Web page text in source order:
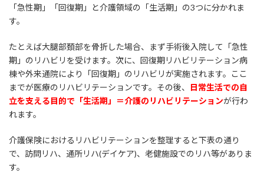
「急性期」「回復期」と介護領域の「生活期」の3つに分かれま
す。
たとえば大腿部頚部を骨折した場合、まず手術後入院して「急性
期」のリハビリを受けます。次に、回復期リハビリテーション病
棟や外来通院により「回復期」のリハビリが実施されます。ここ
までが医療のリハビリテーションです。その後、
日常生活での自
立を支える目的で「生活期」＝介護のリハビリテーションが行わ
れます。
介護保険におけるリハビリテーションを整理すると下表の通り
で、訪問リハ、通所リハ(デイケア)、老健施設でのリハ等がありま
す。